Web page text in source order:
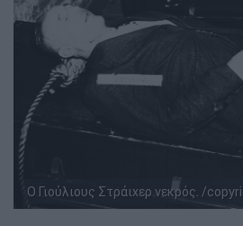
Ο Γιούλιους Στράιχερ νεκρός. /